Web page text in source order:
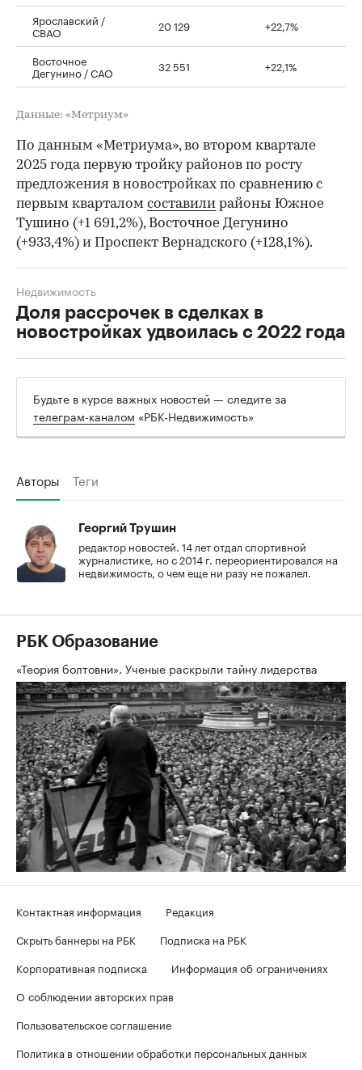
Ярославский /
СВАО 20 129 +22,7%
Восточное
Дегунино / САО 32 551 +22,1%
Данные: «Метриум»
По данным «Метриума», во втором квартале
2025 года первую тройку районов по росту
предложения в новостройках по сравнению с
первым кварталом составили районы Южное
Тушино (+1 691,2%), Восточное Дегунино
(+933,4%) и Проспект Вернадского (+128,1%).
Доля рассрочек в сделках в
новостройках удвоилась с 2022 года
Недвижимость
Будьте в курсе важных новостей — следите за
телеграм-каналом «РБК-Недвижимость»
Авторы Теги
Георгий Трушин
редактор новостей. 14 лет отдал спортивной
журналистике, но с 2014 г. переориентировался на
недвижимость, о чем еще ни разу не пожалел.
РБК Образование
«Теория болтовни». Ученые раскрыли тайну лидерства
Контактная информация
Редакция
Скрыть баннеры на РБК
Подписка на РБК
Корпоративная подписка
Информация об ограничениях
О соблюдении авторских прав
Пользовательское соглашение
Политика в отношении обработки персональных данных